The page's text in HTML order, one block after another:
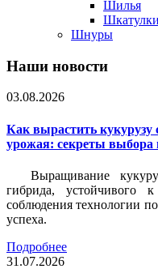
Шилья
Шкатулки
Шнуры
Наши новости
03.08.2026
Как вырастить кукурузу
урожая: секреты выбора
Выращивание
гибрида, устойчивого
соблюдения технологии
успеха.
Подробнее
31.07.2026